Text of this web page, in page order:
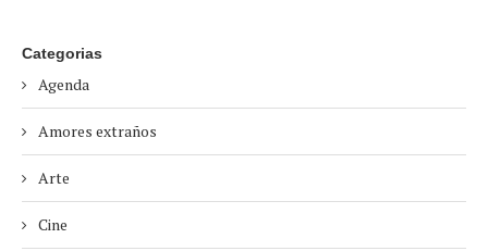
Categorias
Agenda
Amores extraños
Arte
Cine